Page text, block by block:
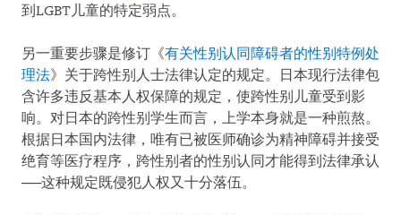
到LGBT儿童的特定弱点。
另一重要步骤是修订《有关性别认同障碍者的性别特例处
理法》关于跨性别人士法律认定的规定。日本现行法律包
含许多违反基本人权保障的规定，使跨性别儿童受到影
响。对日本的跨性别学生而言，上学本身就是一种煎熬。
根据日本国内法律，唯有已被医师确诊为精神障碍并接受
绝育等医疗程序，跨性别者的性别认同才能得到法律承认
──这种规定既侵犯人权又十分落伍。